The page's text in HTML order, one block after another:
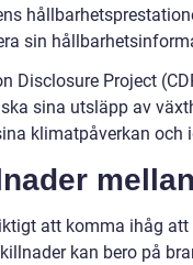
sin
Disclosure Project
sina utsläpp av
klimatpåverkan och
att komma ihåg
kan bero på